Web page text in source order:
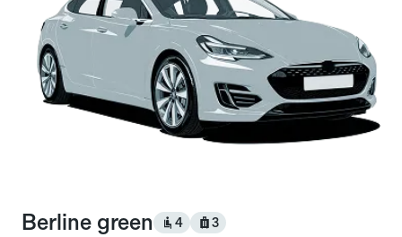
Berline green 4 3